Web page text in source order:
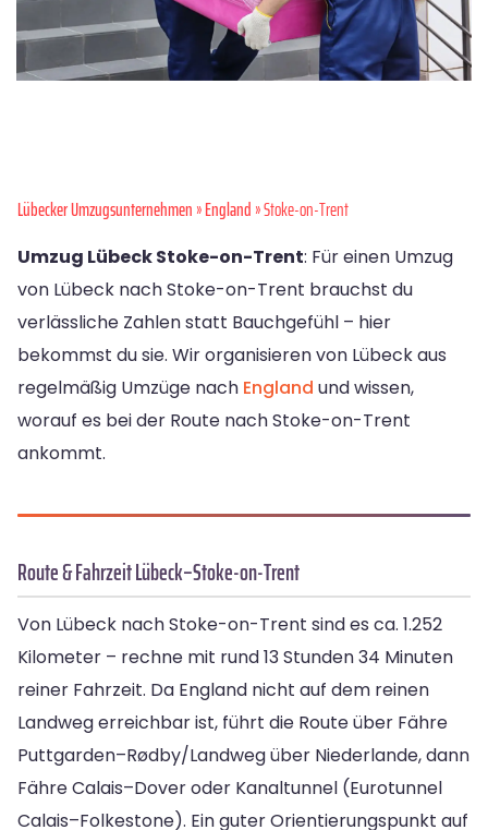
Lübecker Umzugsunternehmen»England» Stoke-on-Trent
Umzug Lübeck Stoke-on-Trent: Für einen Umzug
von Lübeck nach Stoke-on-Trent brauchst du
verlässliche Zahlen statt Bauchgefühl – hier
bekommst du sie. Wir organisieren von Lübeck aus
regelmäßig Umzüge nach England und wissen,
worauf es bei der Route nach Stoke-on-Trent
ankommt.
Route & Fahrzeit Lübeck–Stoke-on-Trent
Von Lübeck nach Stoke-on-Trent sind es ca. 1.252
Kilometer – rechne mit rund 13 Stunden 34 Minuten
reiner Fahrzeit. Da England nicht auf dem reinen
Landweg erreichbar ist, führt die Route über Fähre
Puttgarden–Rødby/Landweg über Niederlande, dann
Fähre Calais–Dover oder Kanaltunnel (Eurotunnel
Calais–Folkestone). Ein guter Orientierungspunkt auf